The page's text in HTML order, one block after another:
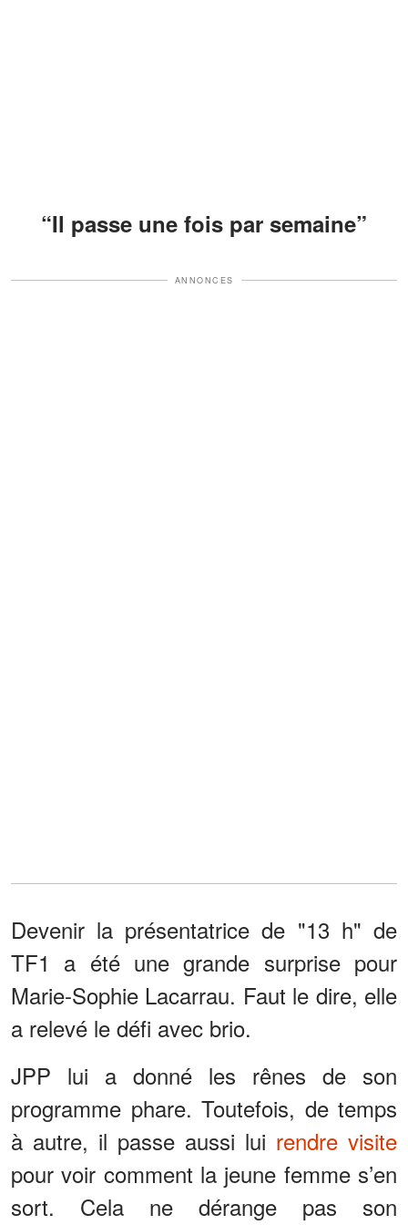
“Il passe une fois par semaine”
ANNONCES
Devenir la présentatrice de "13 h" de
TF1 a été une grande surprise pour
Marie-Sophie Lacarrau. Faut le dire, elle
a relevé le défi avec brio.
JPP lui a donné les rênes de son
programme phare. Toutefois, de temps
à autre, il passe aussi lui rendre visite
pour voir comment la jeune femme s’en
sort. Cela ne dérange pas son